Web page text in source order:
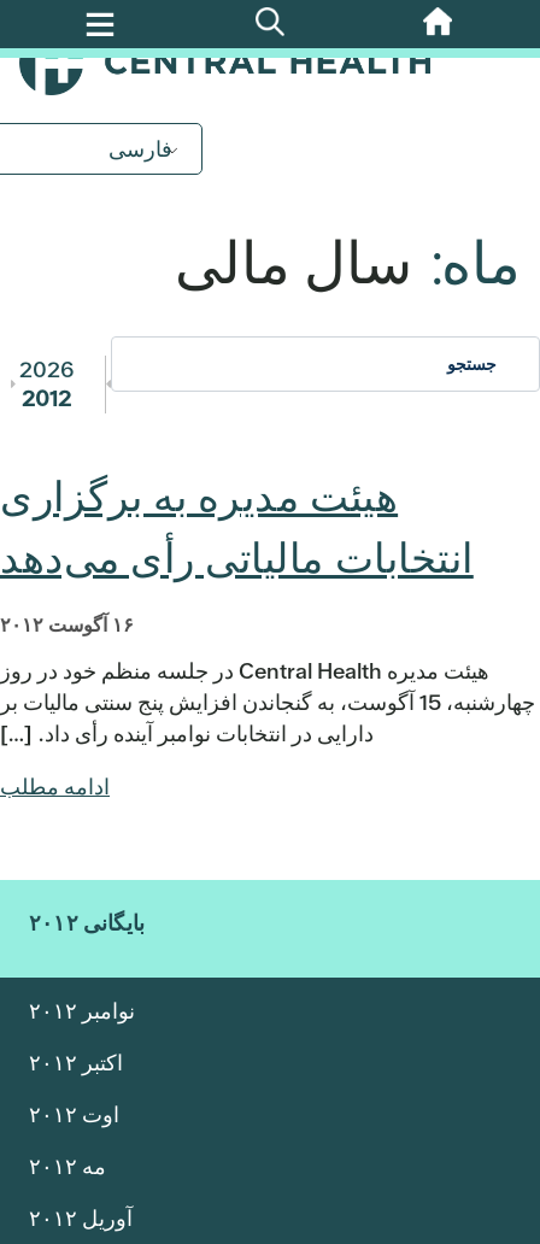
پرش
به
فارسی
ماه: سال مالی
2026
2012
هیئت مدیره به برگزاری
انتخابات مالیاتی رأی می‌دهد
۱۶ آگوست ۲۰۱۲
هیئت مدیره Central Health در جلسه منظم خود در روز
چهارشنبه، 15 آگوست، به گنجاندن افزایش پنج سنتی مالیات بر
دارایی در انتخابات نوامبر آینده رأی داد. […]
ادامه مطلب
بایگانی ۲۰۱۲
نوامبر ۲۰۱۲
اکتبر ۲۰۱۲
اوت ۲۰۱۲
مه ۲۰۱۲
آوریل ۲۰۱۲